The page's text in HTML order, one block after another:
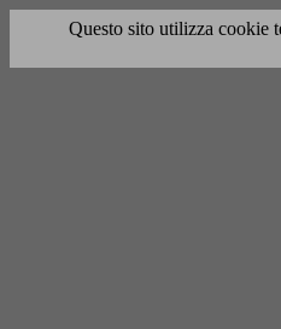
Questo sito utilizza cookie